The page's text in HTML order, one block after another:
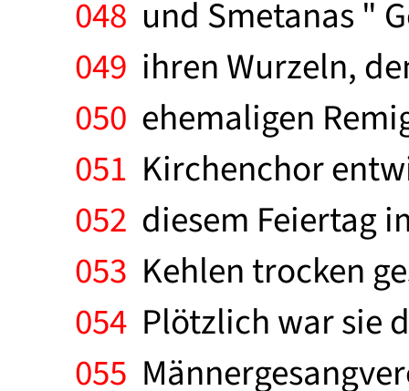
048 und Smetanas "
049 ihren Wurzeln,
050 ehemaligen
051 Kirchenchor
052 diesem Feiertag
053 Kehlen trocken
054 Plötzlich war sie
055